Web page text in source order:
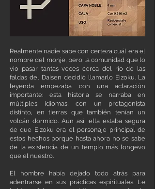
Realmente nadie sabe con certeza cuál era el
nombre del monje, pero la comunidad que lo
vio pasar tantas veces cerca del río de las
faldas del Daisen decidió llamarlo Eizoku. La
leyenda empezaba con una aclaración
importante: esta historia se narraba en
múltiples idiomas, con un protagonista
distinto, en tierras que también tenían un
volcán dormido. Aún así, ella estaba segura
de que Eizoku era el personaje principal de
estos hechos porque hasta ahora no se sabe
de la existencia de un templo más longevo
que el nuestro.
El hombre había dejado todo atrás para
adentrarse en sus prácticas espirituales. Le